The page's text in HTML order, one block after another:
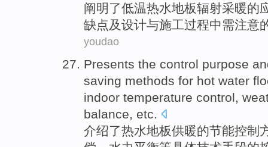
阐明了低温热水地板辐射采暖的
缺点及设计与施工过程中需注意
youdao
Presents the control purpose
saving methods for hot water
indoor temperature control,
balance, etc.
介绍了热水地板供暖的节能控制